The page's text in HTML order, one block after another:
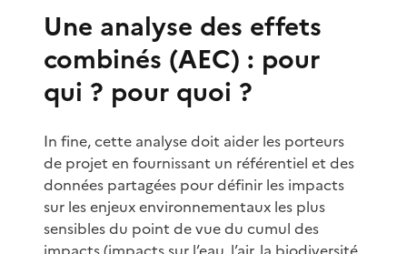
Une analyse des effets
combinés (AEC) : pour
qui ? pour quoi ?
In fine, cette analyse doit aider les porteurs
de projet en fournissant un référentiel et des
données partagées pour définir les impacts
sur les enjeux environnementaux les plus
sensibles du point de vue du cumul des